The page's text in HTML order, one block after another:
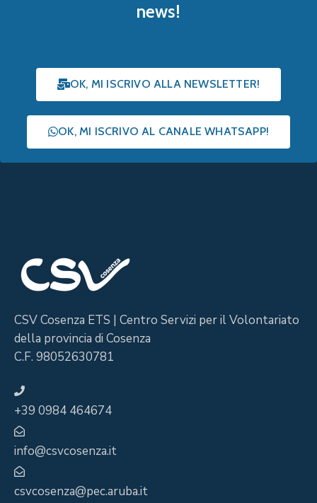
news!
OK, MI ISCRIVO ALLA NEWSLETTER!
OK, MI ISCRIVO AL CANALE WHATSAPP!
CSV Cosenza ETS | Centro Servizi per il Volontariato
della provincia di Cosenza
C.F. 98052630781
+39 0984 464674
info@csvcosenza.it
csvcosenza@pec.aruba.it